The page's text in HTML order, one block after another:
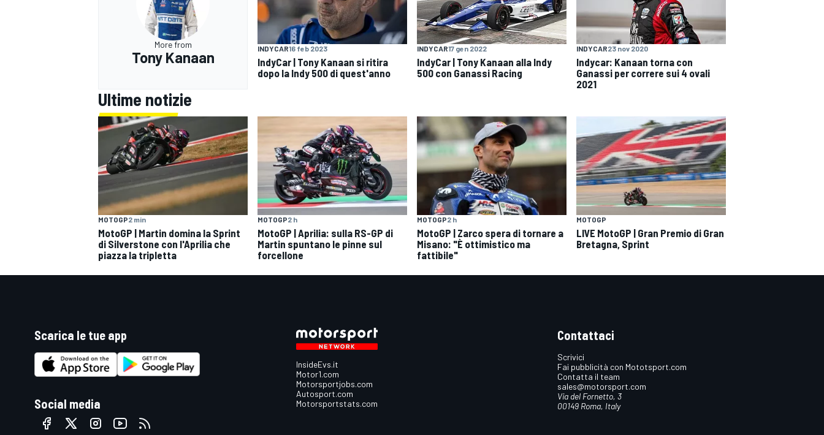
RALLY
More from
Tony Kanaan
INDYCAR16 feb 2023
IndyCar | Tony Kanaan si ritira
dopo la Indy 500 di quest'anno
INDYCAR17 gen 2022
IndyCar | Tony Kanaan alla Indy
500 con Ganassi Racing
INDYCAR23 nov 2020
Indycar: Kanaan torna con
Ganassi per correre sui 4 ovali
2021
Ultime notizie
MOTOGP2 min
MotoGP | Martin domina la Sprint
di Silverstone con l'Aprilia che
piazza la tripletta
MOTOGP2 h
MotoGP | Aprilia: sulla RS-GP di
Martin spuntano le pinne sul
forcellone
MOTOGP2 h
MotoGP | Zarco spera di tornare a
Misano: "È ottimistico ma
fattibile"
MOTOGP
LIVE MotoGP | Gran Premio di Gran
Bretagna, Sprint
Scarica le tue app
Social media
InsideEvs.it
Motor1.com
Motorsportjobs.com
Autosport.com
Motorsportstats.com
Contattaci
Scrivici
Fai pubblicità con Mototsport.com
Contatta il team
sales@motorsport.com
Via del Fornetto, 3
00149 Roma, Italy